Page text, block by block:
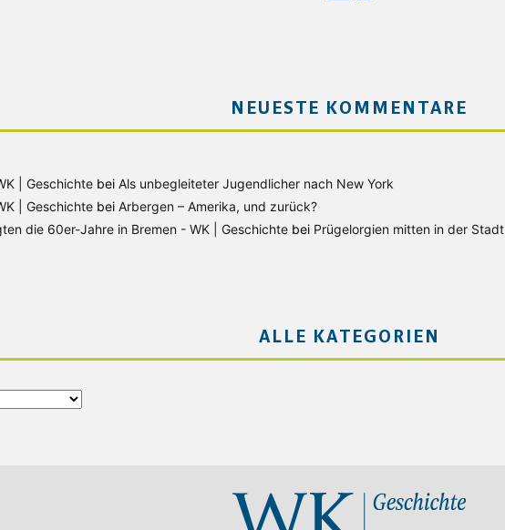
NEUESTE KOMMENTARE
| Geschichte bei Als unbegleiteter Jugendlicher nach New York
| Geschichte bei Arbergen – Amerika, und zurück?
die 60er-Jahre in Bremen - WK | Geschichte bei Prügelorgien mitten in der Stadt
ALLE KATEGORIEN